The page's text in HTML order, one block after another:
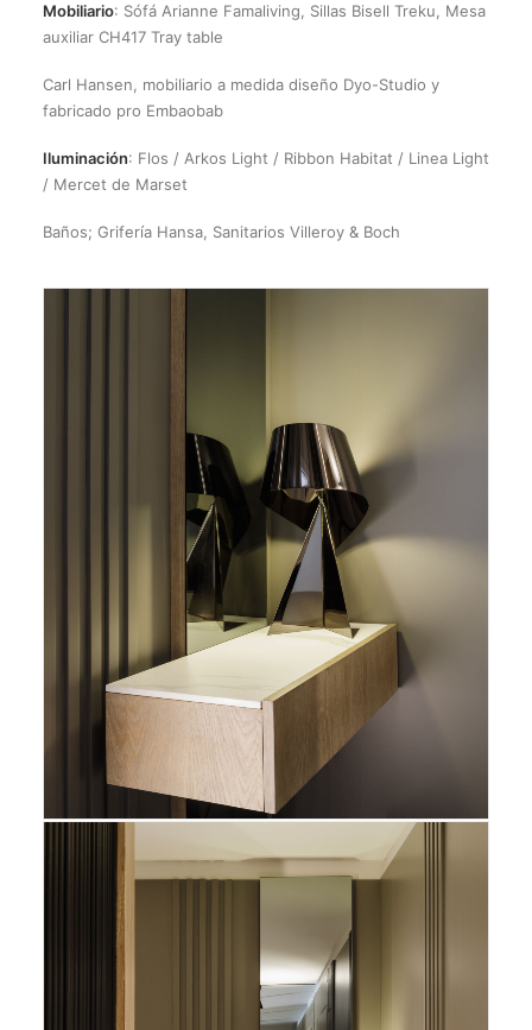
Mobiliario: Sófá Arianne Famaliving, Sillas Bisell Treku, Mesa
auxiliar CH417 Tray table
Carl Hansen, mobiliario a medida diseño Dyo-Studio y
fabricado pro Embaobab
Iluminación: Flos / Arkos Light / Ribbon Habitat / Linea Light
/ Mercet de Marset
Baños; Grifería Hansa, Sanitarios Villeroy & Boch